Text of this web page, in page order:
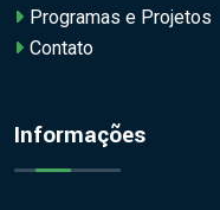
Programas e Projetos
Contato
Informações